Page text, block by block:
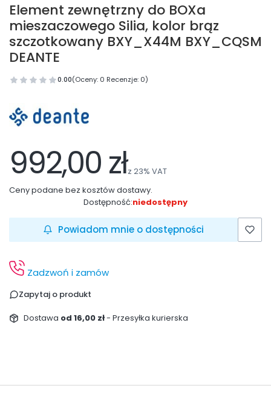
Element zewnętrzny do BOXa
mieszaczowego Silia, kolor brąz
szczotkowany BXY_X44M BXY_CQSM
DEANTE
0.00(Oceny: 0 Recenzje: 0)
992,00 złz 23% VAT
Ceny podane bez kosztów dostawy.
Dostępność:niedostępny
Powiadom mnie o dostępności
Zadzwoń i zamów
Zapytaj o produkt
Dostawa od 16,00 zł- Przesyłka kurierska